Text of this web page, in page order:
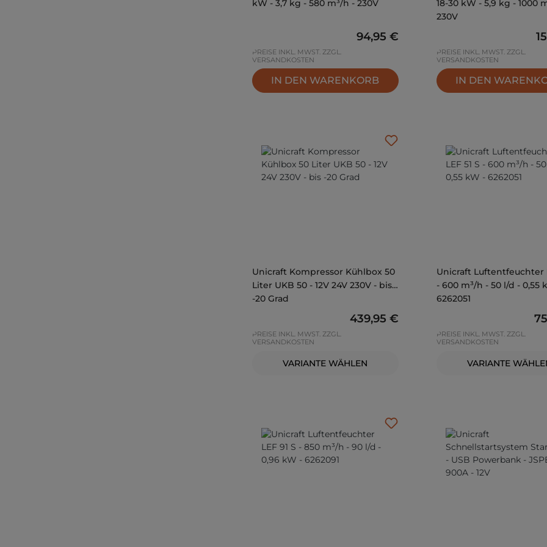
kW - 3,7 kg - 580 m³/h - 230V
Regulärer Preis:
94,95 €
PREISE INKL. MWST. ZZGL.
VERSANDKOSTEN
IN DEN WARENKORB
18-30 kW - 5,9 kg - 1000
230V
PREISE INKL. MWST. ZZGL.
VERSANDKOSTEN
IN DEN
Unicraft Kompressor Kühlbox 50
Liter UKB 50 - 12V 24V 230V - bis
-20 Grad
Regulärer Preis:
439,95 €
PREISE INKL. MWST. ZZGL.
VERSANDKOSTEN
VARIANTE WÄHLEN
Unicraft Luftentfeuchter
- 600 m³/h - 50 l/d - 0,55
6262051
PREISE INKL. MWST. ZZGL.
VERSANDKOSTEN
VARIANTE